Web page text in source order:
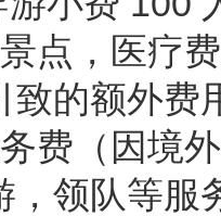
点，医疗
致的额外费
费（因境
，领队等